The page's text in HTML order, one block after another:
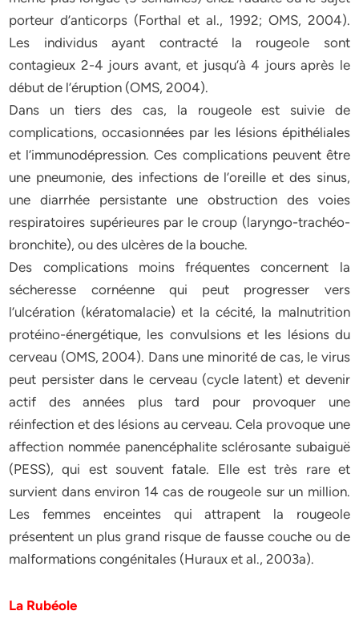
porteur d’anticorps (Forthal et al., 1992; OMS, 2004).
Les individus ayant contracté la rougeole sont
contagieux 2-4 jours avant, et jusqu’à 4 jours après le
début de l’éruption (OMS, 2004).
Dans un tiers des cas, la rougeole est suivie de
complications, occasionnées par les lésions épithéliales
et l’immunodépression. Ces complications peuvent être
une pneumonie, des infections de l’oreille et des sinus,
une diarrhée persistante une obstruction des voies
respiratoires supérieures par le croup (laryngo-trachéo-
bronchite), ou des ulcères de la bouche.
Des complications moins fréquentes concernent la
sécheresse cornéenne qui peut progresser vers
l’ulcération (kératomalacie) et la cécité, la malnutrition
protéino-énergétique, les convulsions et les lésions du
cerveau (OMS, 2004). Dans une minorité de cas, le virus
peut persister dans le cerveau (cycle latent) et devenir
actif des années plus tard pour provoquer une
réinfection et des lésions au cerveau. Cela provoque une
affection nommée panencéphalite sclérosante subaiguë
(PESS), qui est souvent fatale. Elle est très rare et
survient dans environ 14 cas de rougeole sur un million.
Les femmes enceintes qui attrapent la rougeole
présentent un plus grand risque de fausse couche ou de
malformations congénitales (Huraux et al., 2003a).
La Rubéole